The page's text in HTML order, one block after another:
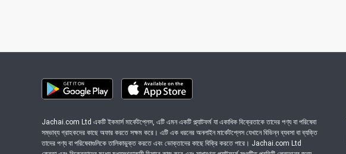
Jachai.com Ltd একটি ইকমার্স মার্কেটপ্লেস, এটি এমন একটি প্ল্যাটফর্ম যা একাধিক বিক্রেতাকে তাদের পণ্য বা পরিষেবা
সম্ভাব্য গ্রাহকদের কাছে অফার করতে সক্ষম করে। এটি এক ধরনের অনলাইন মার্কেটপ্লেস যেখানে বিভিন্ন ব্যবসা বা ব্যক্তি
তাদের পণ্য বা পরিষেবাগুলিকে তালিকাভুক্ত করতে এবং ভোক্তাদের কাছে বিক্রি করতে পারে। Jachai.com Ltd